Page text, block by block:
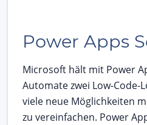
Power Apps
Microsoft hält mit Power
Automate zwei Low-Code-
viele neue Möglichkeiten
zu vereinfachen. Power